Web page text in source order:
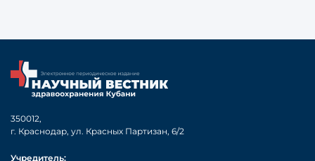
350012,
г. Краснодар, ул. Красных Партизан, 6/2
Учредитель: